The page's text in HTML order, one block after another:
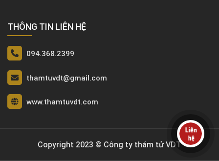
THÔNG TIN LIÊN HỆ
094.368.2399
thamtuvdt@gmail.com
www.thamtuvdt.com
Copyright 2023 © Công ty thám tử VDT